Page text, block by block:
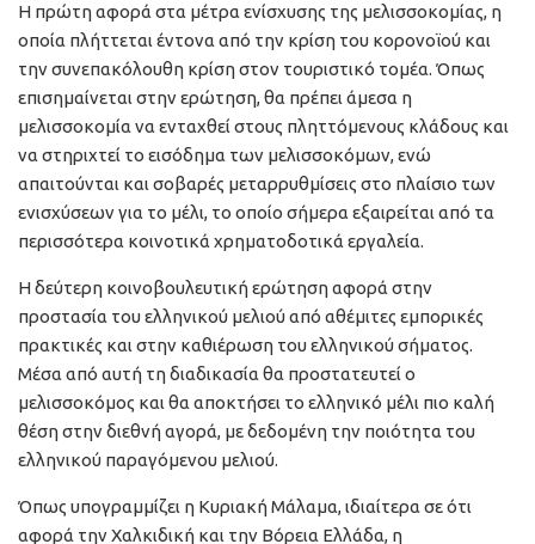
Η πρώτη αφορά στα μέτρα ενίσχυσης της μελισσοκομίας, η
οποία πλήττεται έντονα από την κρίση του κορονοϊού και
την συνεπακόλουθη κρίση στον τουριστικό τομέα. Όπως
επισημαίνεται στην ερώτηση, θα πρέπει άμεσα η
μελισσοκομία να ενταχθεί στους πληττόμενους κλάδους και
να στηριχτεί το εισόδημα των μελισσοκόμων, ενώ
απαιτούνται και σοβαρές μεταρρυθμίσεις στο πλαίσιο των
ενισχύσεων για το μέλι, το οποίο σήμερα εξαιρείται από τα
περισσότερα κοινοτικά χρηματοδοτικά εργαλεία.
Η δεύτερη κοινοβουλευτική ερώτηση αφορά στην
προστασία του ελληνικού μελιού από αθέμιτες εμπορικές
πρακτικές και στην καθιέρωση του ελληνικού σήματος.
Μέσα από αυτή τη διαδικασία θα προστατευτεί ο
μελισσοκόμος και θα αποκτήσει το ελληνικό μέλι πιο καλή
θέση στην διεθνή αγορά, με δεδομένη την ποιότητα του
ελληνικού παραγόμενου μελιού.
Όπως υπογραμμίζει η Κυριακή Μάλαμα, ιδιαίτερα σε ότι
αφορά την Χαλκιδική και την Βόρεια Ελλάδα, η